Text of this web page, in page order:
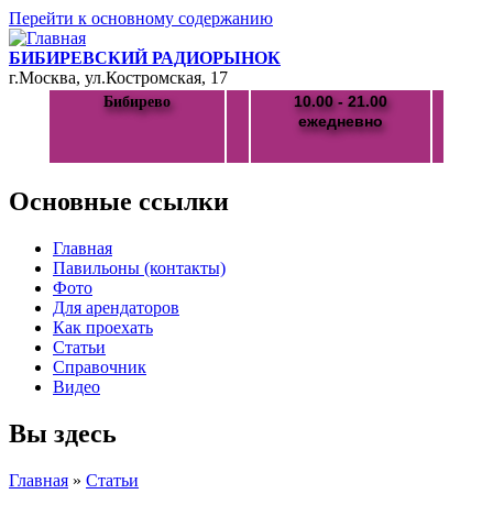
Перейти к основному содержанию
БИБИРЕВСКИЙ РАДИОРЫНОК
г.Москва, ул.Костромская, 17
Бибирево
10.00 - 21.00
ежедневно
Основные ссылки
Главная
Павильоны (контакты)
Фото
Для арендаторов
Как проехать
Статьи
Справочник
Видео
Вы здесь
Главная » Статьи